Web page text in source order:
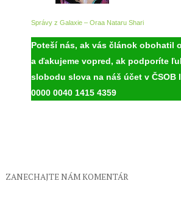
Správy z Galaxie – Oraa Nataru Shari
Poteší nás, ak vás článok obohatil
a ďakujeme vopred, ak podporíte
slobodu slova na náš účet v ČSOB
0000 0040 1415 4359
ZANECHAJTE NÁM KOMENTÁR